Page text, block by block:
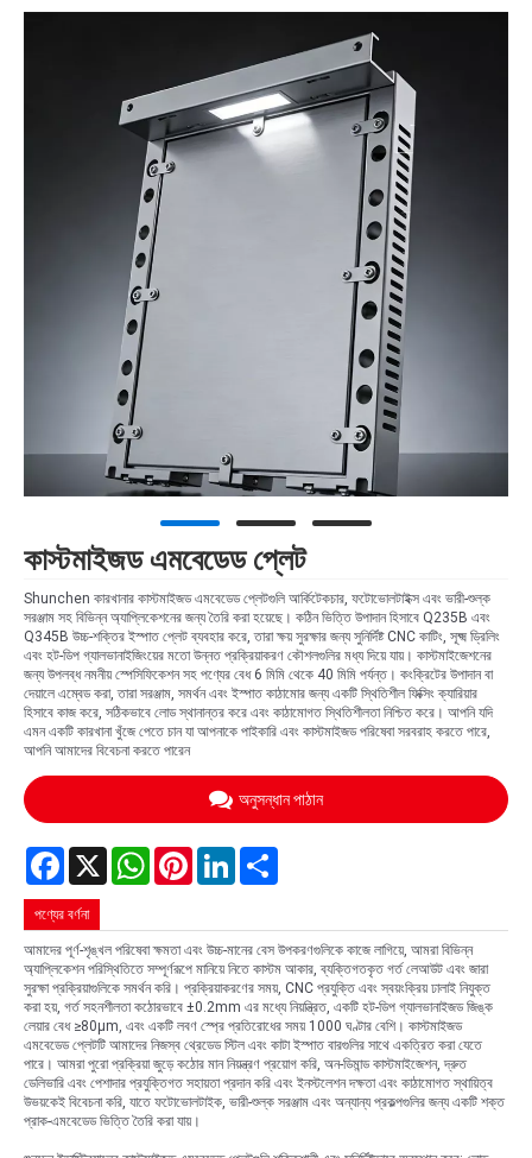
কাস্টমাইজড এমবেডেড প্লেট
Shunchen কারখানার কাস্টমাইজড এমবেডেড প্লেটগুলি আর্কিটেকচার, ফটোভোলটাইক্স এবং ভারী-শুল্ক
সরঞ্জাম সহ বিভিন্ন অ্যাপ্লিকেশনের জন্য তৈরি করা হয়েছে। কঠিন ভিত্তি উপাদান হিসাবে Q235B এবং
Q345B উচ্চ-শক্তির ইস্পাত প্লেট ব্যবহার করে, তারা ক্ষয় সুরক্ষার জন্য সুনির্দিষ্ট CNC কাটিং, সূক্ষ্ম ড্রিলিং
এবং হট-ডিপ গ্যালভানাইজিংয়ের মতো উন্নত প্রক্রিয়াকরণ কৌশলগুলির মধ্য দিয়ে যায়। কাস্টমাইজেশনের
জন্য উপলব্ধ নমনীয় স্পেসিফিকেশন সহ পণ্যের বেধ 6 মিমি থেকে 40 মিমি পর্যন্ত। কংক্রিটের উপাদান বা
দেয়ালে এম্বেড করা, তারা সরঞ্জাম, সমর্থন এবং ইস্পাত কাঠামোর জন্য একটি স্থিতিশীল ফিক্সিং ক্যারিয়ার
হিসাবে কাজ করে, সঠিকভাবে লোড স্থানান্তর করে এবং কাঠামোগত স্থিতিশীলতা নিশ্চিত করে। আপনি যদি
এমন একটি কারখানা খুঁজে পেতে চান যা আপনাকে পাইকারি এবং কাস্টমাইজড পরিষেবা সরবরাহ করতে পারে,
আপনি আমাদের বিবেচনা করতে পারেন
অনুসন্ধান পাঠান
Facebook
X WhatsAppPinterestLinkedIn
পণ্যের বর্ণনা
আমাদের পূর্ণ-শৃঙ্খল পরিষেবা ক্ষমতা এবং উচ্চ-মানের বেস উপকরণগুলিকে কাজে লাগিয়ে, আমরা বিভিন্ন
অ্যাপ্লিকেশন পরিস্থিতিতে সম্পূর্ণরূপে মানিয়ে নিতে কাস্টম আকার, ব্যক্তিগতকৃত গর্ত লেআউট এবং জারা
সুরক্ষা প্রক্রিয়াগুলিকে সমর্থন করি। প্রক্রিয়াকরণের সময়, CNC প্রযুক্তি এবং স্বয়ংক্রিয় ঢালাই নিযুক্ত
করা হয়, গর্ত সহনশীলতা কঠোরভাবে ±0.2mm এর মধ্যে নিয়ন্ত্রিত, একটি হট-ডিপ গ্যালভানাইজড জিঙ্ক
লেয়ার বেধ ≥80μm, এবং একটি লবণ স্প্রে প্রতিরোধের সময় 1000 ঘণ্টার বেশি। কাস্টমাইজড
এমবেডেড প্লেটটি আমাদের নিজস্ব থ্রেডেড স্টিল এবং কাটা ইস্পাত বারগুলির সাথে একত্রিত করা যেতে
পারে। আমরা পুরো প্রক্রিয়া জুড়ে কঠোর মান নিয়ন্ত্রণ প্রয়োগ করি, অন-ডিমান্ড কাস্টমাইজেশন, দ্রুত
ডেলিভারি এবং পেশাদার প্রযুক্তিগত সহায়তা প্রদান করি এবং ইনস্টলেশন দক্ষতা এবং কাঠামোগত স্থায়িত্ব
উভয়কেই বিবেচনা করি, যাতে ফটোভোলটাইক, ভারী-শুল্ক সরঞ্জাম এবং অন্যান্য প্রকল্পগুলির জন্য একটি শক্ত
প্রাক-এমবেডেড ভিত্তি তৈরি করা যায়।